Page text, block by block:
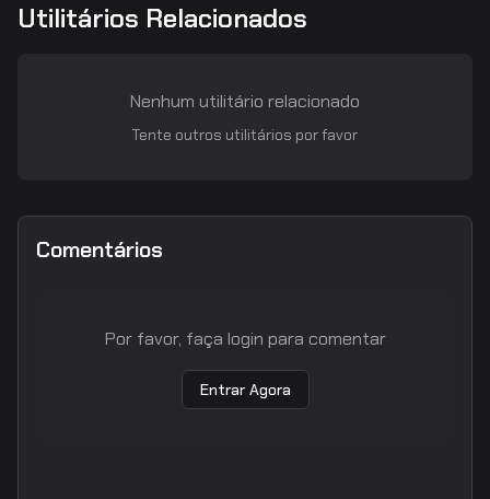
Utilitários Relacionados
Nenhum utilitário relacionado
Tente outros utilitários por favor
Comentários
Por favor, faça login para comentar
Entrar Agora